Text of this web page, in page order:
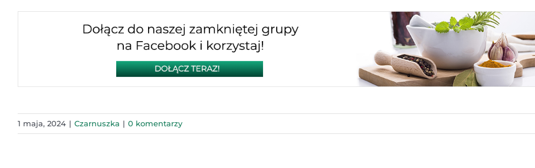
1 maja, 2024 | Czarnuszka | 0 komentarzy